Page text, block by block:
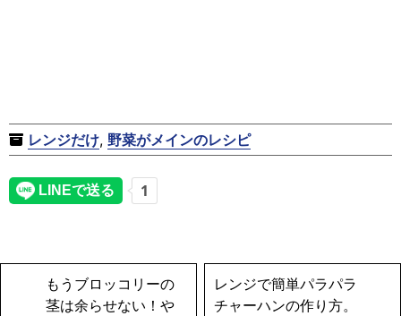
レンジだけ, 野菜がメインのレシピ
もうブロッコリーの
茎は余らせない！や
レンジで簡単パラパラ
チャーハンの作り方。